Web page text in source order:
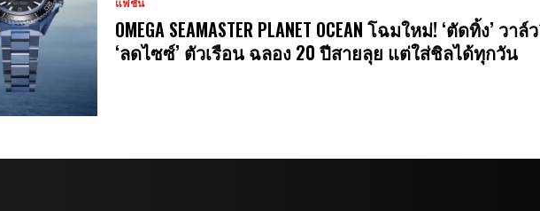
แฟชั่น
OMEGA SEAMASTER PLANET OCEAN โฉมใหม่! ‘ตัดทิ้ง’ วา
‘ลดไซซ์’ ตัวเรือน ฉลอง 20 ปีสายลุย แต่ใส่ชิลได้ทุกวัน